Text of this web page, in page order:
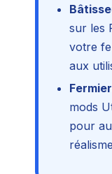
sur les
votre
aux
mods
pour